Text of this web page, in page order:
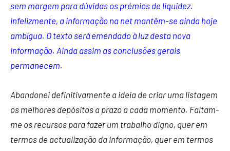
sem margem para dúvidas os prémios de liquidez.
Infelizmente, a informação na net mantêm-se ainda hoje
ambígua. O texto será emendado à luz desta nova
informação. Ainda assim as conclusões gerais
permanecem.
Abandonei definitivamente a ideia de criar uma listagem
os melhores depósitos a prazo a cada momento. Faltam-
me os recursos para fazer um trabalho digno, quer em
termos de actualização da informação, quer em termos